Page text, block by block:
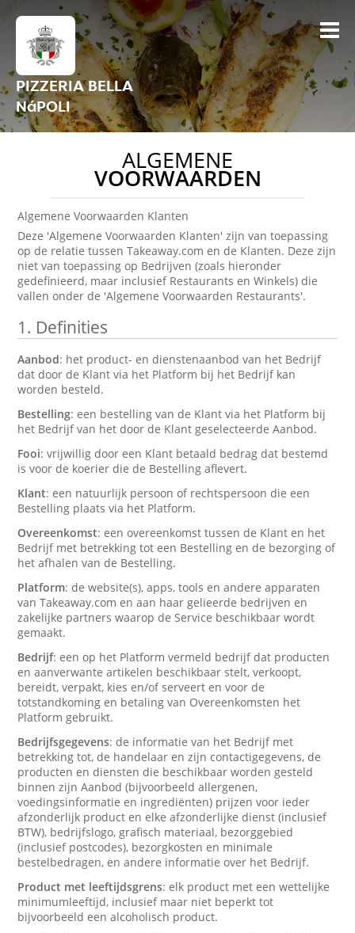
PIZZERIA BELLA
NáPOLI
ALGEMENE
VOORWAARDEN
Algemene Voorwaarden Klanten
Deze 'Algemene Voorwaarden Klanten' zijn van toepassing
op de relatie tussen Takeaway.com en de Klanten. Deze zijn
niet van toepassing op Bedrijven (zoals hieronder
gedefinieerd, maar inclusief Restaurants en Winkels) die
vallen onder de 'Algemene Voorwaarden Restaurants'.
1. Definities
Aanbod: het product- en dienstenaanbod van het Bedrijf
dat door de Klant via het Platform bij het Bedrijf kan
worden besteld.
Bestelling: een bestelling van de Klant via het Platform bij
het Bedrijf van het door de Klant geselecteerde Aanbod.
Fooi: vrijwillig door een Klant betaald bedrag dat bestemd
is voor de koerier die de Bestelling aflevert.
Klant: een natuurlijk persoon of rechtspersoon die een
Bestelling plaats via het Platform.
Overeenkomst: een overeenkomst tussen de Klant en het
Bedrijf met betrekking tot een Bestelling en de bezorging of
het afhalen van de Bestelling.
Platform: de website(s), apps, tools en andere apparaten
van Takeaway.com en aan haar gelieerde bedrijven en
zakelijke partners waarop de Service beschikbaar wordt
gemaakt.
Bedrijf: een op het Platform vermeld bedrijf dat producten
en aanverwante artikelen beschikbaar stelt, verkoopt,
bereidt, verpakt, kies en/of serveert en voor de
totstandkoming en betaling van Overeenkomsten het
Platform gebruikt.
Bedrijfsgegevens: de informatie van het Bedrijf met
betrekking tot, de handelaar en zijn contactigegevens, de
producten en diensten die beschikbaar worden gesteld
binnen zijn Aanbod (bijvoorbeeld allergenen,
voedingsinformatie en ingrediënten) prijzen voor ieder
afzonderlijk product en elke afzonderlijke dienst (inclusief
BTW), bedrijfslogo, grafisch materiaal, bezorggebied
(inclusief postcodes), bezorgkosten en minimale
bestelbedragen, en andere informatie over het Bedrijf.
Product met leeftijdsgrens: elk product met een wettelijke
minimumleeftijd, inclusief maar niet beperkt tot
bijvoorbeeld een alcoholisch product.